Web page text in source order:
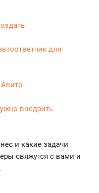
для
внедрить
и какие задачи
свяжутся с вами и